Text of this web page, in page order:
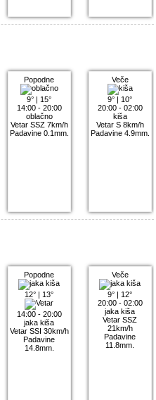
Popodne
9° | 15°
14:00 - 20:00
oblačno
Vetar SSZ 7km/h
Padavine 0.1mm.
Veče
9° | 10°
20:00 - 02:00
kiša
Vetar S 8km/h
Padavine 4.9mm.
Popodne
12° | 13°
14:00 - 20:00
jaka kiša
Vetar SSI 30km/h
Padavine
14.8mm.
Veče
9° | 12°
20:00 - 02:00
jaka kiša
Vetar SSZ
21km/h
Padavine
11.8mm.